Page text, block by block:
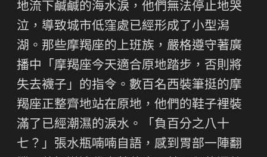
地流下鹹鹹的海水淚，他們無法停止地哭
泣，導致城市低窪處已經形成了小型潟
湖。那些摩羯座的上班族，嚴格遵守著廣
播中「摩羯座今天適合原地踏步，否則將
失去襪子」的指令。數百名西裝筆挺的摩
羯座正整齊地站在原地，他們的鞋子裡裝
滿了已經潮濕的淚水。「負百分之八十
七？」張水瓶喃喃自語，感到胃部一陣翻